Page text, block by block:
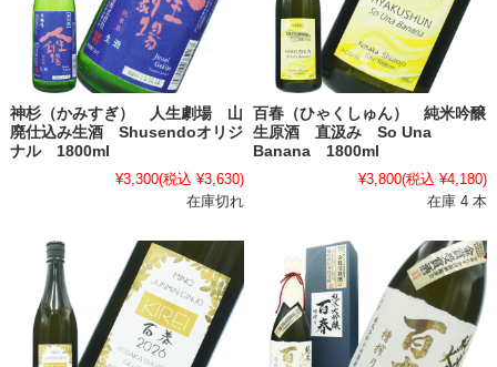
神杉（かみすぎ） 人生劇場 山
廃仕込み生酒 Shusendoオリジ
ナル 1800ml
¥3,300(税込 ¥3,630)
在庫切れ
百春（ひゃくしゅん） 純米吟醸
生原酒 直汲み So Una
Banana 1800ml
¥3,800(税込 ¥4,180)
在庫 4 本